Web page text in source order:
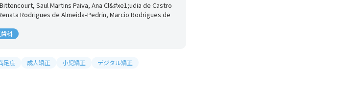
Saul Martins Paiva, Ana Cl&#xe1;udia de Castro
Rodrigues de Almeida-Pedrin, Marcio Rodrigues de
科
足度 成人矯正 小児矯正 デジタル矯正